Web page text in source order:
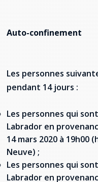
Auto-confinement
Les personnes
pendant 14 jours :
Les personnes qui
Labrador en
14 mars 2020 à 19h00
Neuve) ;
Les personnes qui
Labrador en